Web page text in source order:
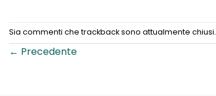
Sia commenti che trackback sono attualmente chiusi.
← Precedente